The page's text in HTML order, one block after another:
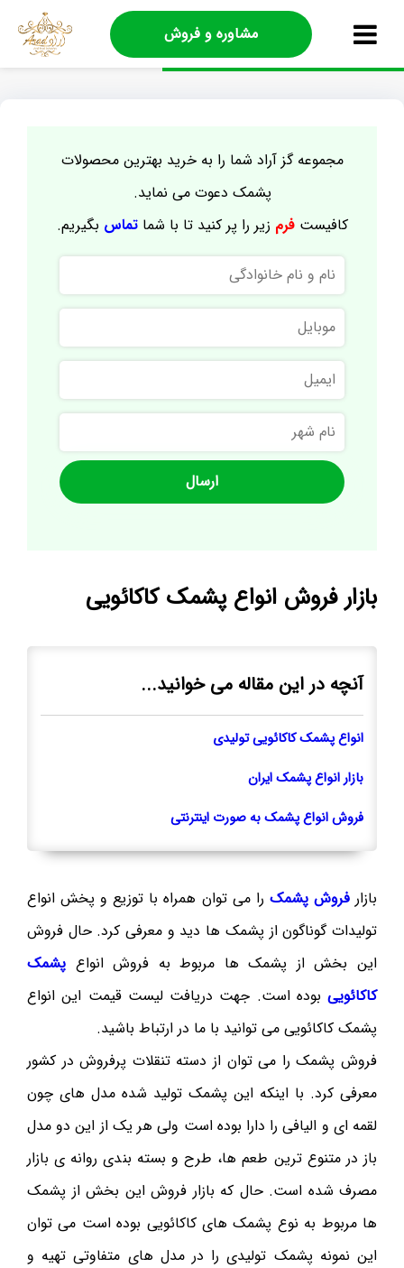
مشاوره و فروش
مجموعه گز آراد شما را به خرید بهترین محصولات
پشمک دعوت می نماید.
کافیستفرم زیر را پر کنید تا با شماتماس بگیریم.
نام
و
نام
خانوادگی
موبایل
ایمیل
نام
شهر
بازار فروش انواع پشمک کاکائویی
آنچه در این مقاله می خوانید...
انواع پشمک کاکائویی تولیدی
بازار انواع پشمک ایران
فروش انواع پشمک به صورت اینترنتی
بازارفروش پشمک را می توان همراه با توزیع و پخش انواع
تولیدات گوناگون از پشمک ها دید و معرفی کرد. حال فروش
این بخش از پشمک ها مربوط به فروش انواع پشمک
کاکائویی بوده است. جهت دریافت لیست قیمت این انواع
پشمک کاکائویی می توانید با ما در ارتباط باشید.
فروش پشمک را می توان از دسته تنقلات پرفروش در کشور
معرفی کرد. با اینکه این پشمک تولید شده مدل های چون
لقمه ای و الیافی را دارا بوده است ولی هر یک از این دو مدل
باز در متنوع ترین طعم ها، طرح و بسته بندی روانه ی بازار
مصرف شده است. حال که بازار فروش این بخش از پشمک
ها مربوط به نوع پشمک های کاکائویی بوده است می توان
این نمونه پشمک تولیدی را در مدل های متفاوتی تهیه و